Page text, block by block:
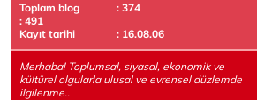
Toplam blog
: 374
: 491
Kayıt tarihi
: 16.08.06
Merhaba! Toplumsal, siyasal, ekonomik ve
kültürel olgularla ulusal ve evrensel düzlemde
ilgilenme..